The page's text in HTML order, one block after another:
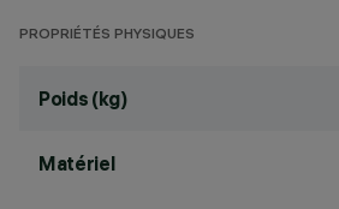
PROPRIÉTÉS PHYSIQUES
Poids (kg)
Matériel